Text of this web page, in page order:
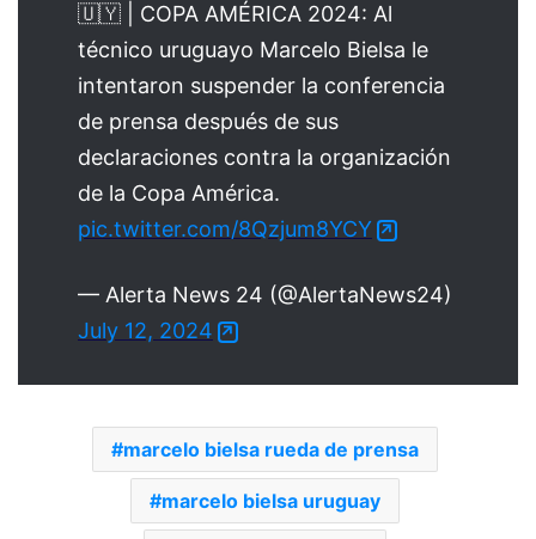
🇺🇾 | COPA AMÉRICA 2024: Al
técnico uruguayo Marcelo Bielsa le
intentaron suspender la conferencia
de prensa después de sus
declaraciones contra la organización
de la Copa América.
pic.twitter.com/8Qzjum8YCY
— Alerta News 24 (@AlertaNews24)
July 12, 2024
marcelo bielsa rueda de prensa
marcelo bielsa uruguay